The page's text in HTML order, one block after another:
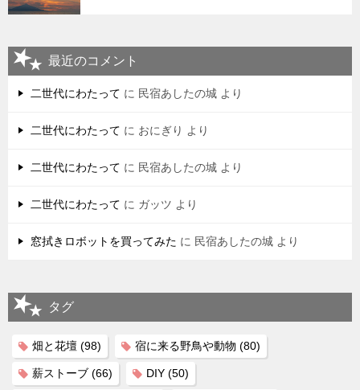
最近のコメント
二世代にわたって に 民宿あしたの城 より
二世代にわたって に おにぎり より
二世代にわたって に 民宿あしたの城 より
二世代にわたって に ガッツ より
窓拭きロボットを買ってみた に 民宿あしたの城 より
タグ
畑と花壇 (98) 宿に来る野鳥や動物 (80)
薪ストーブ (66) DIY (50)